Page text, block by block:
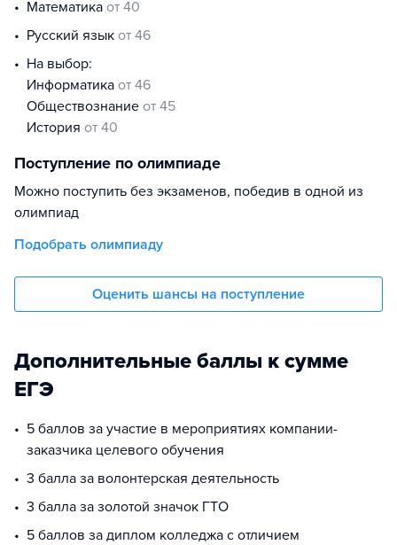
математика от 40
русский язык от 46
На выбор:
информатика от 46
обществознание от 45
история от 40
Поступление по олимпиаде
Можно поступить без экзаменов, победив в одной из
олимпиад
Подобрать олимпиаду
Оценить шансы на поступление
Дополнительные баллы к сумме
ЕГЭ
5 баллов за участие в мероприятиях компании-
заказчика целевого обучения
3 балла за волонтерская деятельность
3 балла за золотой значок ГТО
5 баллов за диплом колледжа с отличием